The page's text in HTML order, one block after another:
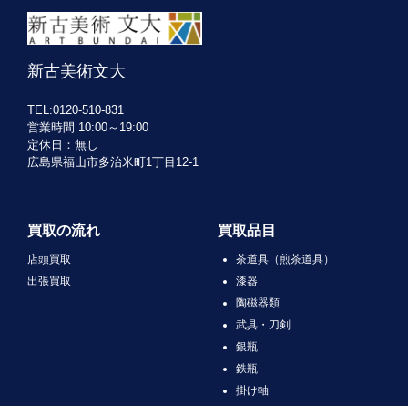
新古美術文大
TEL:0120-510-831
営業時間 10:00～19:00
定休日：無し
広島県福山市多治米町1丁目12-1
買取の流れ
店頭買取
出張買取
買取品目
茶道具（煎茶道具）
漆器
陶磁器類
武具・刀剣
銀瓶
鉄瓶
掛け軸